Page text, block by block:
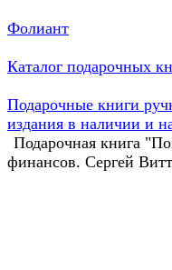
Фолиант
Каталог подарочных
Подарочные книги
издания в наличии и
Подарочная книга
финансов. Сергей